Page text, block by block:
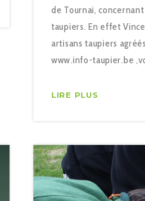
de Tournai,
taupiers. En effet
artisans taupiers
www.info-taupier.be
LIRE PLUS